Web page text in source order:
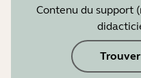
Contenu du support
Trouver